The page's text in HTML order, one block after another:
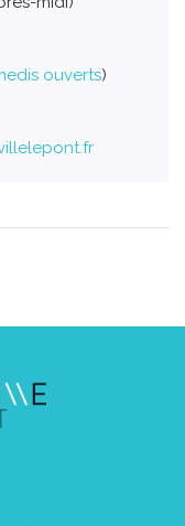
ouverts)